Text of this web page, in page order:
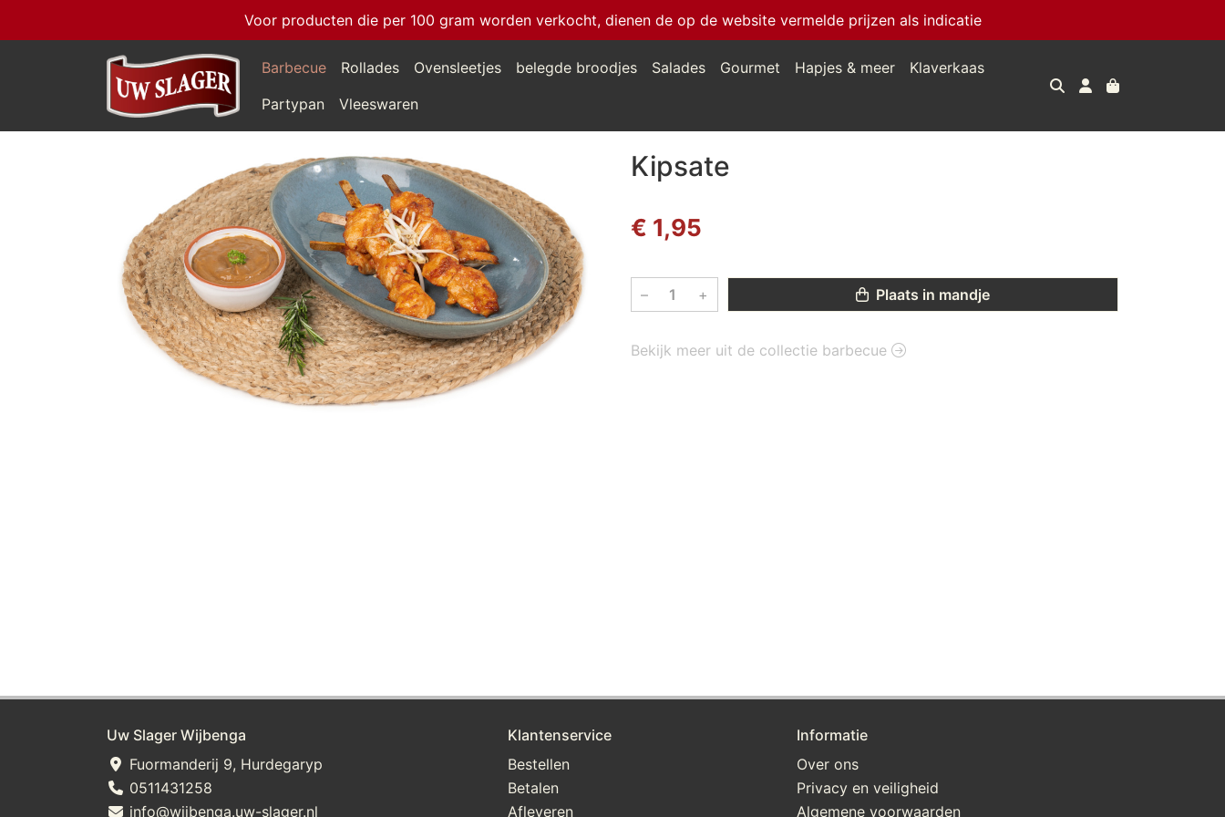
Voor producten die per 100 gram worden verkocht, dienen de op de website vermelde prijzen als indicatie
Barbecue Rollades Ovensleetjes belegde broodjes Salades Gourmet Hapjes & meer
Klaverkaas
Partypan
Vleeswaren
Kipsate
€ 1,95
– + Plaats in mandje
Bekijk meer uit de collectie barbecue
Uw Slager Wijbenga
Fuormanderij 9, Hurdegaryp
0511431258
info@wijbenga.uw-slager.nl
Klantenservice
Bestellen
Betalen
Afleveren
Informatie
Over ons
Privacy en veiligheid
Algemene voorwaarden